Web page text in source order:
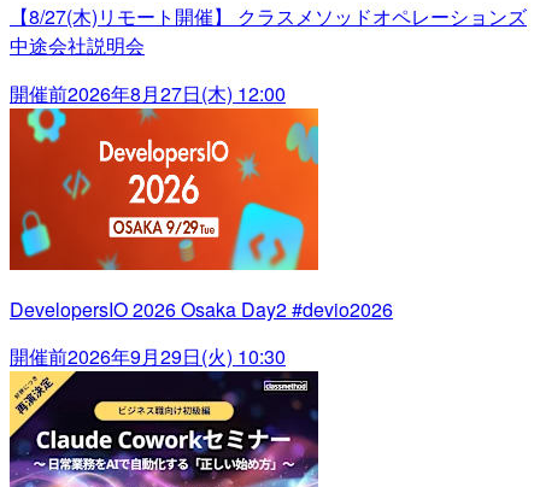
【8/27(木)リモート開催】 クラスメソッドオペレーションズ
中途会社説明会
開催前2026年8月27日(木) 12:00
DevelopersIO 2026 Osaka Day2 #devio2026
開催前2026年9月29日(火) 10:30